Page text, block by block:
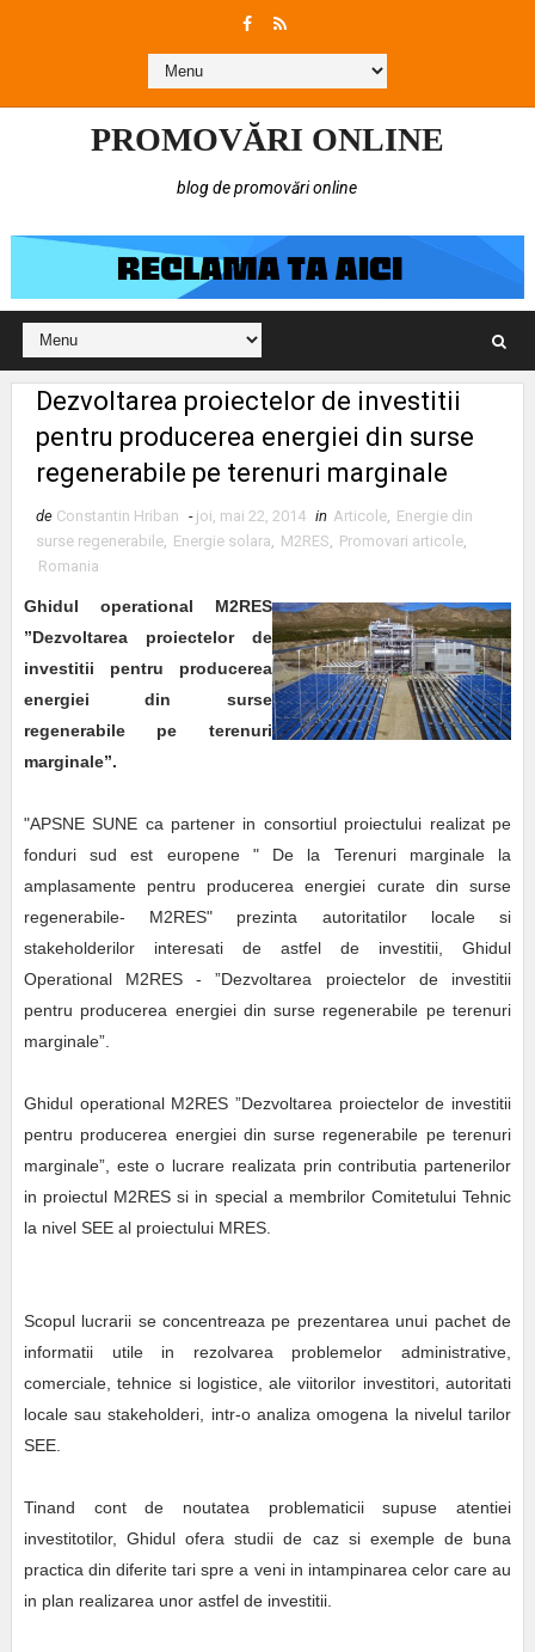
PROMOVĂRI ONLINE
blog de promovări online
Dezvoltarea proiectelor de investitii
pentru producerea energiei din surse
regenerabile pe terenuri marginale
de Constantin Hriban - joi, mai 22, 2014 in Articole, Energie din
surse regenerabile, Energie solara, M2RES, Promovari articole,
Romania
Ghidul operational M2RES
”Dezvoltarea proiectelor de
investitii pentru producerea
energiei din surse
regenerabile pe terenuri
marginale”.
"APSNE SUNE ca partener in consortiul proiectului realizat pe
fonduri sud est europene " De la Terenuri marginale la
amplasamente pentru producerea energiei curate din surse
regenerabile- M2RES" prezinta autoritatilor locale si
stakeholderilor interesati de astfel de investitii, Ghidul
Operational M2RES - ”Dezvoltarea proiectelor de investitii
pentru producerea energiei din surse regenerabile pe terenuri
marginale”.
Ghidul operational M2RES ”Dezvoltarea proiectelor de investitii
pentru producerea energiei din surse regenerabile pe terenuri
marginale”, este o lucrare realizata prin contributia partenerilor
in proiectul M2RES si in special a membrilor Comitetului Tehnic
la nivel SEE al proiectului MRES.
Scopul lucrarii se concentreaza pe prezentarea unui pachet de
informatii utile in rezolvarea problemelor administrative,
comerciale, tehnice si logistice, ale viitorilor investitori, autoritati
locale sau stakeholderi, intr-o analiza omogena la nivelul tarilor
SEE.
Tinand cont de noutatea problematicii supuse atentiei
investitotilor, Ghidul ofera studii de caz si exemple de buna
practica din diferite tari spre a veni in intampinarea celor care au
in plan realizarea unor astfel de investitii.